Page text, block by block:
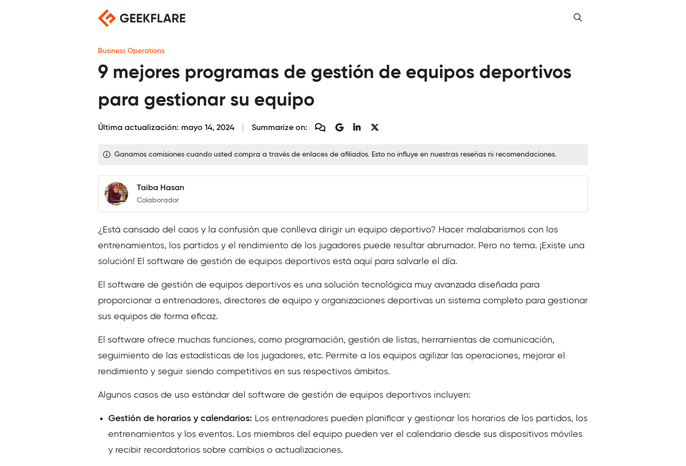
Business Operations
9 mejores programas de gestión de equipos deportivos
para gestionar su equipo
Última actualización: mayo 14, 2024 Summarize on:
Ganamos comisiones cuando usted compra a través de enlaces de afiliados. Esto no influye en nuestras reseñas ni recomendaciones.
Taiba Hasan
Colaborador
¿Está cansado del caos y la confusión que conlleva dirigir un equipo deportivo? Hacer malabarismos con los
entrenamientos, los partidos y el rendimiento de los jugadores puede resultar abrumador. Pero no tema. ¡Existe una
solución! El software de gestión de equipos deportivos está aquí para salvarle el día.
El software de gestión de equipos deportivos es una solución tecnológica muy avanzada diseñada para
proporcionar a entrenadores, directores de equipo y organizaciones deportivas un sistema completo para gestionar
sus equipos de forma eficaz.
El software ofrece muchas funciones, como programación, gestión de listas, herramientas de comunicación,
seguimiento de las estadísticas de los jugadores, etc. Permite a los equipos agilizar las operaciones, mejorar el
rendimiento y seguir siendo competitivos en sus respectivos ámbitos.
Algunos casos de uso estándar del software de gestión de equipos deportivos incluyen:
Gestión de horarios y calendarios: Los entrenadores pueden planificar y gestionar los horarios de los partidos, los
entrenamientos y los eventos. Los miembros del equipo pueden ver el calendario desde sus dispositivos móviles
y recibir recordatorios sobre cambios o actualizaciones.